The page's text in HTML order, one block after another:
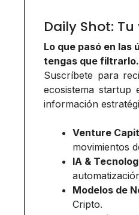
Daily Shot:
Lo que pasó en las
tengas que filtrarlo.
Suscríbete para
ecosistema
información
Venture
movimientos
IA &
Modelos de
Cripto.